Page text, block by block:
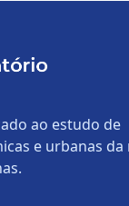
ao estudo de
e urbanas da